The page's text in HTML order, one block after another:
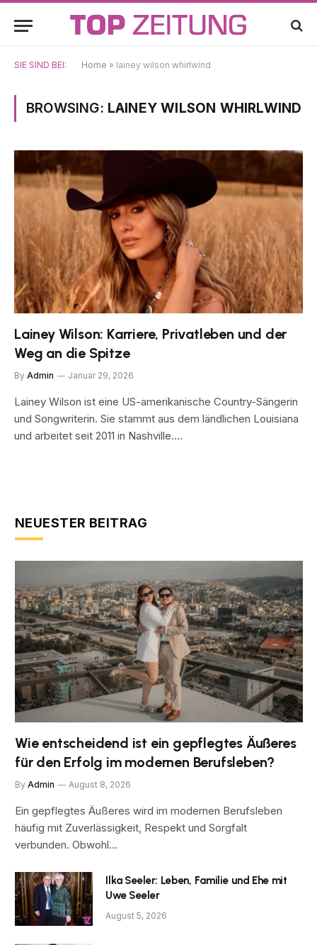
SIE SIND BEI: Home » lainey wilson whirlwind
BROWSING: LAINEY WILSON WHIRLWIND
Lainey Wilson: Karriere, Privatleben und der
Weg an die Spitze
By Admin Januar 29, 2026
Lainey Wilson ist eine US-amerikanische Country-Sängerin
und Songwriterin. Sie stammt aus dem ländlichen Louisiana
und arbeitet seit 2011 in Nashville.…
NEUESTER BEITRAG
Wie entscheidend ist ein gepflegtes Äußeres
für den Erfolg im modernen Berufsleben?
By Admin August 8, 2026
Ein gepflegtes Äußeres wird im modernen Berufsleben
häufig mit Zuverlässigkeit, Respekt und Sorgfalt
verbunden. Obwohl…
Ilka Seeler: Leben, Familie und Ehe mit
Uwe Seeler
August 5, 2026